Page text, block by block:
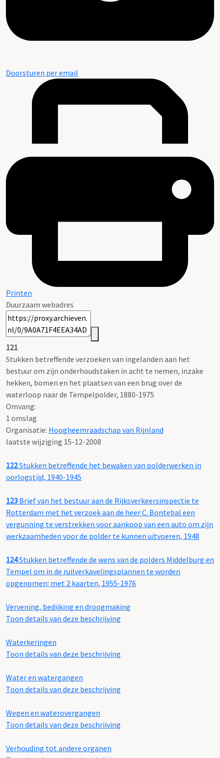
Doorsturen per email
Printen
Duurzaam webadres
121
Stukken betreffende verzoeken van ingelanden aan het
bestuur om zijn onderhoudstaken in acht te nemen, inzake
hekken, bomen en het plaatsen van een brug over de
waterloop naar de Tempelpolder, 1880-1975
Omvang:
1 omslag
Organisatie: Hoogheemraadschap van Rijnland
laatste wijziging 15-12-2008
122Stukken betreffende het bewaken van polderwerken in
oorlogstijd, 1940-1945
123 Brief van het bestuur aan de Rijksverkeersinspectie te
Rotterdam met het verzoek aan de heer C. Bontebal een
vergunning te verstrekken voor aankoop van een auto om zijn
werkzaamheden voor de polder te kunnen uitvoeren, 1948
124Stukken betreffende de wens van de polders Middelburg en
Tempel om in de ruilverkavelingsplannen te worden
opgenomen; met 2 kaarten, 1955-1976
Vervening, bedijking en droogmaking
Toon details van deze beschrijving
Waterkeringen
Toon details van deze beschrijving
Water en watergangen
Toon details van deze beschrijving
Wegen en waterovergangen
Toon details van deze beschrijving
Verhouding tot andere organen